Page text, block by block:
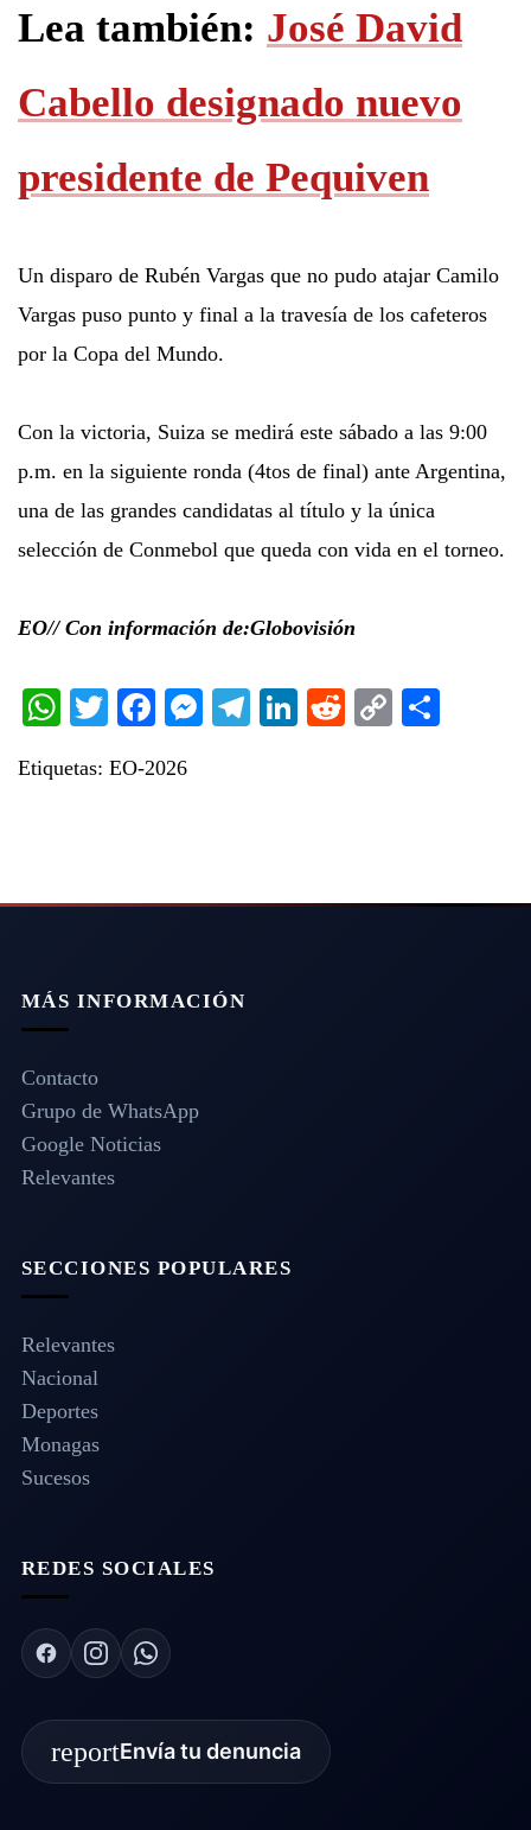
Lea también: José David
Cabello designado nuevo
presidente de Pequiven
Un disparo de Rubén Vargas que no pudo atajar Camilo
Vargas puso punto y final a la travesía de los cafeteros
por la Copa del Mundo.
Con la victoria, Suiza se medirá este sábado a las 9:00
p.m. en la siguiente ronda (4tos de final) ante Argentina,
una de las grandes candidatas al título y la única
selección de Conmebol que queda con vida en el torneo.
EO// Con información de:Globovisión
WhatsApp
TwitterFacebook
Messenger
Telegram
LinkedIn
Reddit
Copy
Etiquetas: EO-2026
MÁS INFORMACIÓN
Contacto
Grupo de WhatsApp
Google Noticias
Relevantes
SECCIONES POPULARES
Relevantes
Nacional
Deportes
Monagas
Sucesos
REDES SOCIALES
reportEnvía tu denuncia